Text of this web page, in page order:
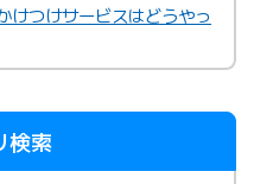
けつけサービスはどうやっ
検索